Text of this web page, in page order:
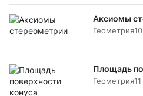
Аксиомы
Геометрия
Площадь
Геометрия